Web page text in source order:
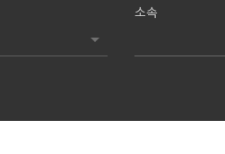
소속